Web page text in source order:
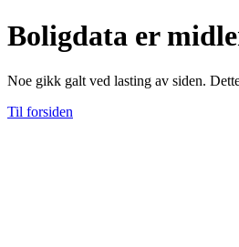
Boligdata er
Noe gikk galt ved lasting av siden.
Til forsiden